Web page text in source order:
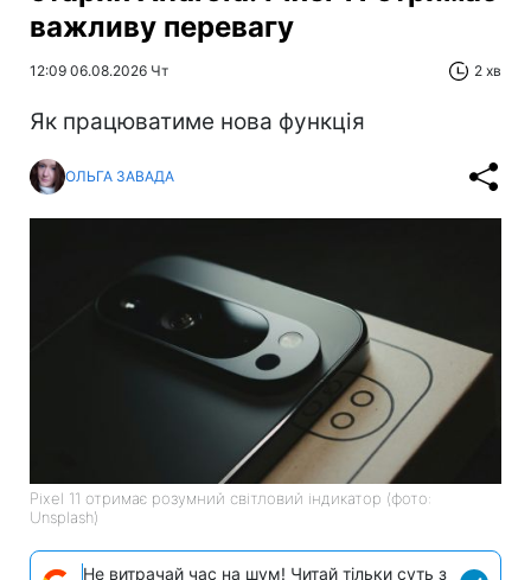
важливу перевагу
12:09 06.08.2026 Чт 2 хв
Як працюватиме нова функція
ОЛЬГА ЗАВАДА
Pixel 11 отримає розумний світловий індикатор (фото:
Unsplash)
Не витрачай час на шум! Читай тільки суть з